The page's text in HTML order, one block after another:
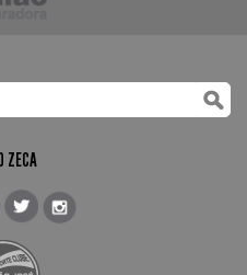
ZECA